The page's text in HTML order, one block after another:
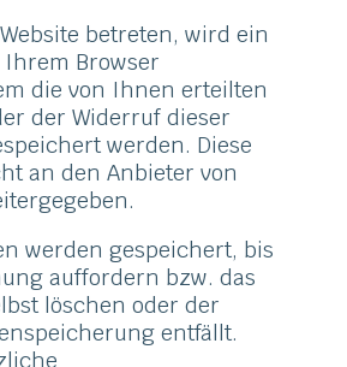
betreten, wird ein
Ihrem Browser
die von Ihnen erteilten
der Widerruf dieser
werden. Diese
an den Anbieter von
werden gespeichert, bis
auffordern bzw. das
löschen oder der
entfällt.